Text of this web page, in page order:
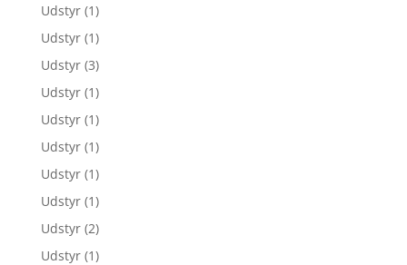
Udstyr (1)
Udstyr (1)
Udstyr (3)
Udstyr (1)
Udstyr (1)
Udstyr (1)
Udstyr (1)
Udstyr (1)
Udstyr (2)
Udstyr (1)